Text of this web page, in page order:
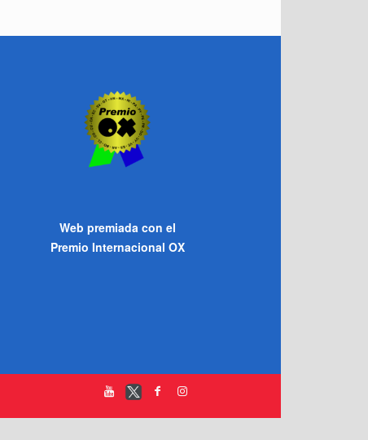
Web premiada con el
Premio Internacional OX